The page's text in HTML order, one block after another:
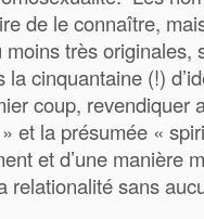
de le connaître,
très originales,
la cinquantaine (!)
coup, revendiquer
et la présumée «
et d’une manière
relationalité sans